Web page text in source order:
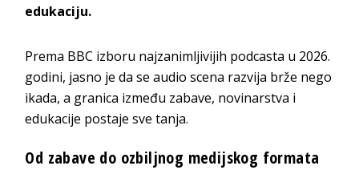
edukaciju.
Prema BBC izboru najzanimljivijih podcasta u 2026.
godini, jasno je da se audio scena razvija brže nego
ikada, a granica između zabave, novinarstva i
edukacije postaje sve tanja.
Od zabave do ozbiljnog medijskog formata